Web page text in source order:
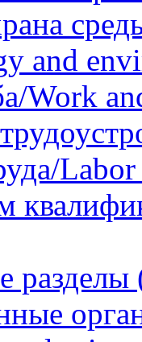
and
Work
Labor